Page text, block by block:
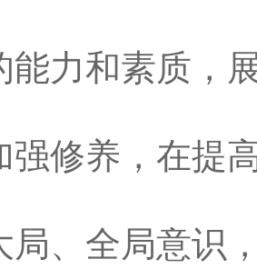
能力和素质，
强修养，在提
局、全局意识